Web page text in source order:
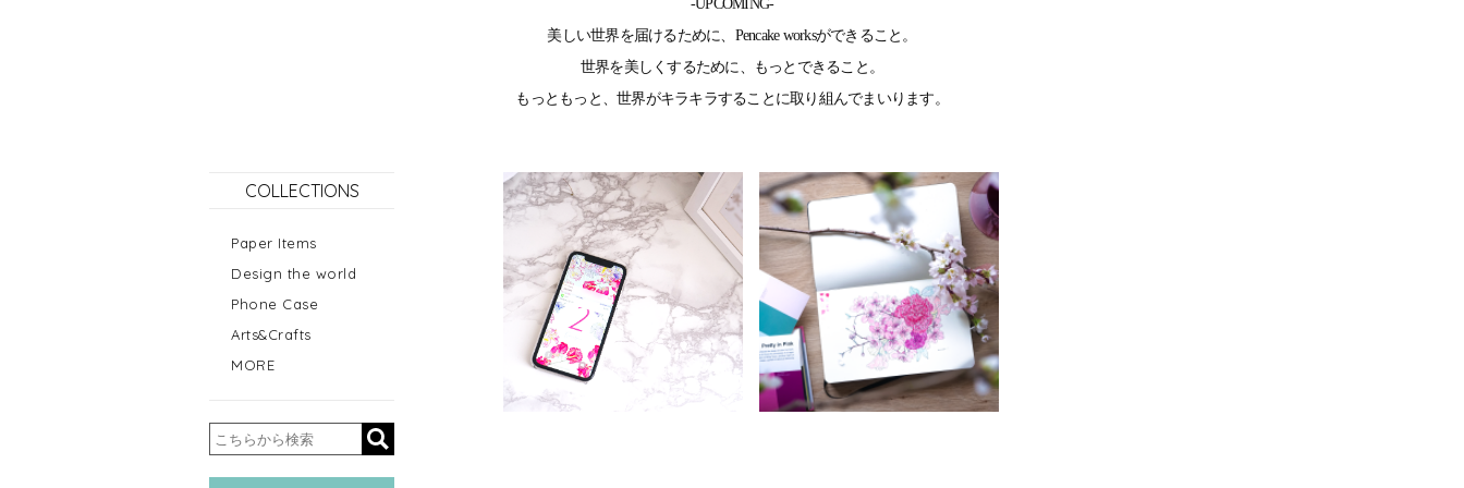
-UPCOMING-
美しい世界を届けるために、Pencake worksができること。
世界を美しくするために、もっとできること。
もっともっと、世界がキラキラすることに取り組んでまいります。
COLLECTIONS
Paper Items
Design the world
Phone Case
Arts&Crafts
MORE